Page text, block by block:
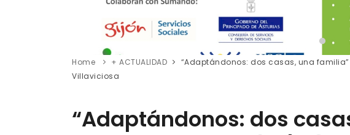
Home + ACTUALIDAD
“Adaptándonos: dos casas, una
Villaviciosa
“Adaptándonos: dos